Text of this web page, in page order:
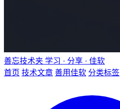
善忘技术夹 学习 · 分享 · 佳软
首页 技术文章 善用佳软 分类标签